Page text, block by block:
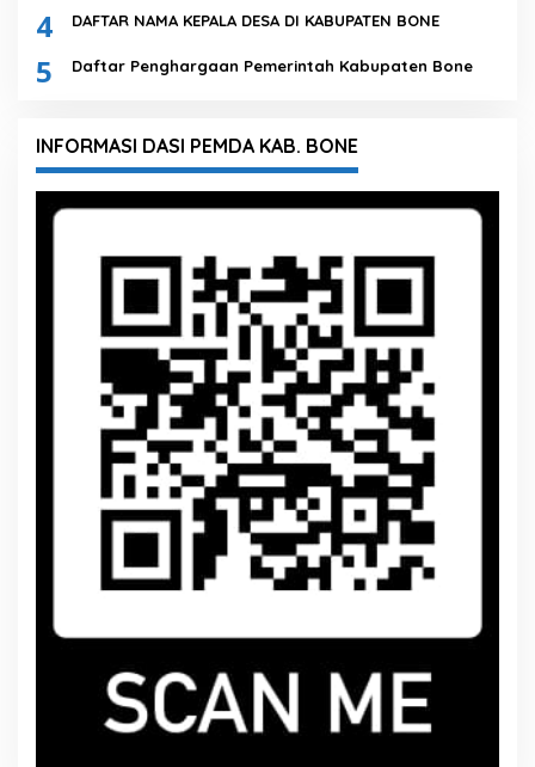
4 DAFTAR NAMA KEPALA DESA DI KABUPATEN BONE
5 Daftar Penghargaan Pemerintah Kabupaten Bone
INFORMASI DASI PEMDA KAB. BONE